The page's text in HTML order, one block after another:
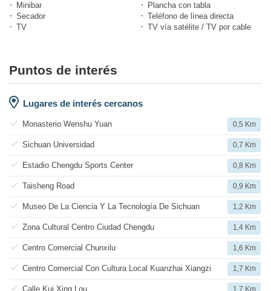
Minibar
Plancha con tabla
Secador
Teléfono de línea directa
TV
TV vía satélite / TV por cable
Puntos de interés
Lugares de interés cercanos
Monasterio Wenshu Yuan 0,5 Km
Sichuan Universidad 0,7 Km
Estadio Chengdu Sports Center 0,8 Km
Taisheng Road 0,9 Km
Museo De La Ciencia Y La Tecnología De Sichuan 1,2 Km
Zona Cultural Centro Ciudad Chengdu 1,4 Km
Centro Comercial Chunxilu 1,6 Km
Centro Comercial Con Cultura Local Kuanzhai Xiangzi 1,7 Km
Calle Kui Xing Lou 1,7 Km